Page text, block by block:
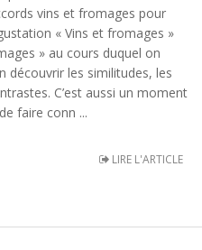
vins et fromages pour
« Vins et fromages »
» au cours duquel on
découvrir les similitudes, les
C’est aussi un moment
faire conn ...
LIRE L'ARTICLE